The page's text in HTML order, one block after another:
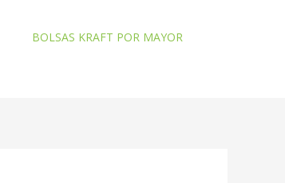
BOLSAS KRAFT POR MAYOR